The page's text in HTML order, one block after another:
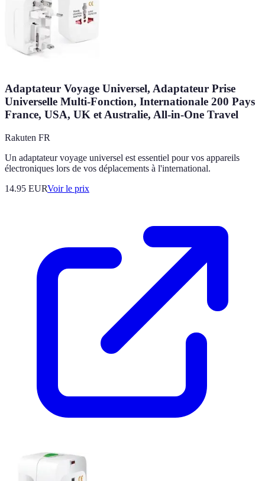
Adaptateur Voyage Universel, Adaptateur Prise
Universelle Multi-Fonction, Internationale 200 Pays
France, USA, UK et Australie, All-in-One Travel
Rakuten FR
Un adaptateur voyage universel est essentiel pour vos appareils
électroniques lors de vos déplacements à l'international.
14.95 EURVoir le prix